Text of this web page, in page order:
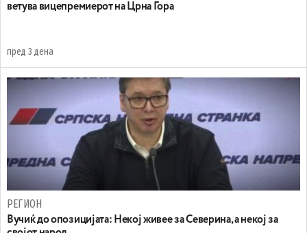
ветува вицепремиерот на Црна Гора
пред 3 дена
РЕГИОН
Вучиќ до опозицијата: Некој живее за Северина, а некој за